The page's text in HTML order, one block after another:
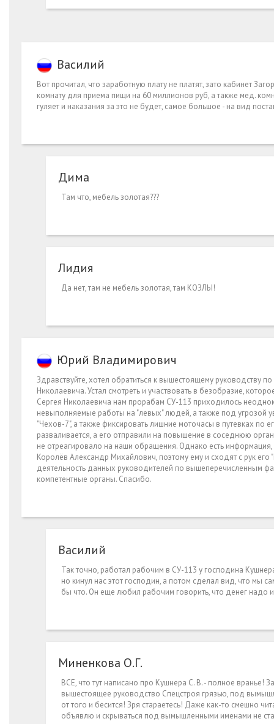
Василий
Вот прочитал, что заработную плату не платят, зато кабинет
комнату для приема пищи на 60 миллионов руб, а также мед.
гуляет и наказания за это не будет, самое большое - на вид
Дима
Там что, мебель золотая???
Лидия
Да нет, там не мебель золотая, там КОЗЛЫ!
Юрий Владимирович
Здравствуйте, хотел обратиться к вышестоящему руководству
Николаевича. Устал смотреть и участвовать в безобразие,
Сергея Николаевича нам прорабам СУ-113 приходилось
невыполняемые работы на "левых" людей, а также под угрозой
"Чехов-7", а также фиксировать лишние моточасы в путевках по
разваливается, а его отправили на повышение в соседнюю
не отреагировало на наши обращения. Однако есть
Королёв Александр Михайлович, поэтому ему и сходят с рук
деятельность данных руководителей по вышеперечисленным
компетентные органы. Спасибо.
Василий
Так точно, работал рабочим в СУ-113 у господина
но кинул нас этот господин, а потом сделал вид, что мы
бы что. Он еще любил рабочим говорить, что денег надо
Миненкова О.Г.
ВСЕ, что тут написано про Кушнера С. В. - полное вранье!
вышестоящее руководство Спецстроя грязью, под
от того и бесится! Зря стараетесь! Даже как-то смешно
объявлю и скрываться под вымышленными именами не